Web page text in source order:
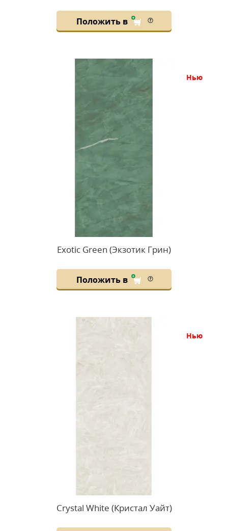
Положить в
нью
Exotic Green (Экзотик Грин)
Положить в
нью
Crystal White (Кристал Уайт)